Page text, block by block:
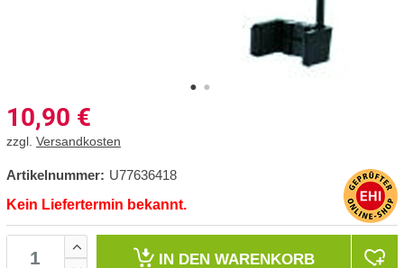
10,90 €
zzgl. Versandkosten
Artikelnummer: U77636418
Kein Liefertermin bekannt.
IN DEN WARENKORB